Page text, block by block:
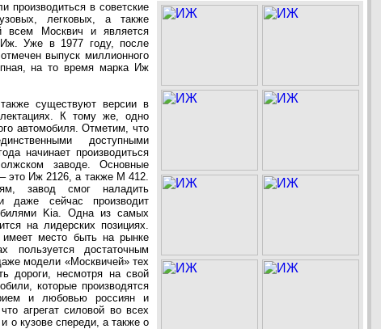
производиться в советские
легковых, а также
всем Москвич и является
Иж. Уже в 1977 году, после
выпуск миллионного
на то время марка Иж
существуют версии в
К тому же, одно
автомобиля. Отметим, что
доступными
начинает производиться
заводе. Основные
это Иж 2126, а также М 412.
завод смог наладить
даже сейчас производит
Kia. Одна из самых
на лидерских позициях.
имеет место быть на рынке
пользуется достаточным
модели «Москвичей» тех
дороги, несмотря на свой
которые производятся
и любовью россиян и
агрегат силовой во всех
о кузове спереди, а также о